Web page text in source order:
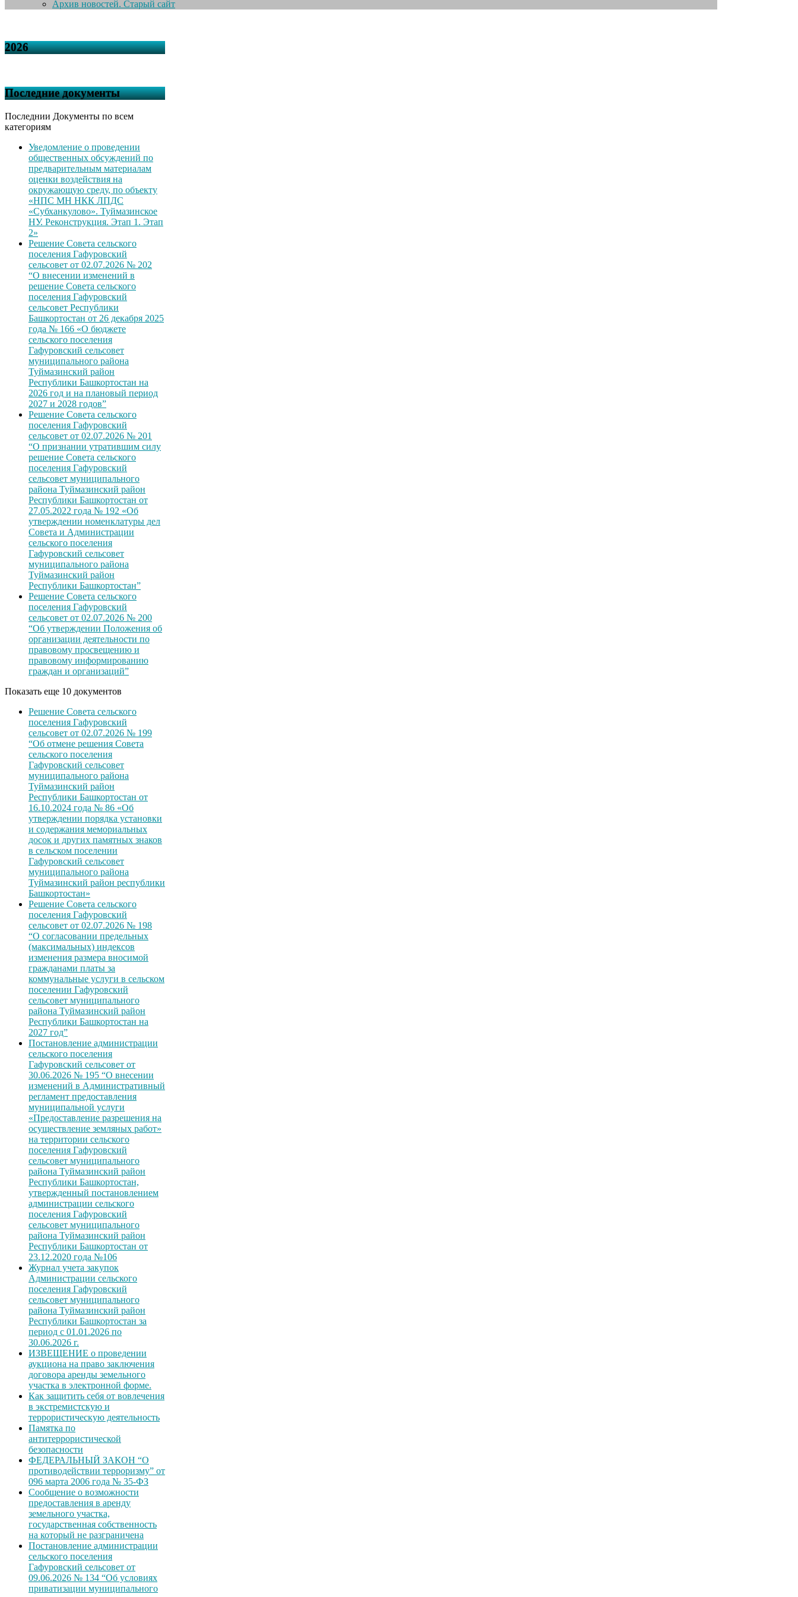
Архив новостей. Старый сайт
2026
Последние документы
Последнии Документы по всем
категориям
Уведомление о проведении
общественных обсуждений по
предварительным материалам
оценки воздействия на
окружающую среду, по объекту
«НПС МН НКК ЛПДС
«Субханкулово». Туймазинское
НУ. Реконструкция. Этап 1. Этап
2»
Решение Совета сельского
поселения Гафуровский
сельсовет от 02.07.2026 № 202
“О внесении изменений в
решение Совета сельского
поселения Гафуровский
сельсовет Республики
Башкортостан от 26 декабря 2025
года № 166 «О бюджете
сельского поселения
Гафуровский сельсовет
муниципального района
Туймазинский район
Республики Башкортостан на
2026 год и на плановый период
2027 и 2028 годов”
Решение Совета сельского
поселения Гафуровский
сельсовет от 02.07.2026 № 201
“О признании утратившим силу
решение Совета сельского
поселения Гафуровский
сельсовет муниципального
района Туймазинский район
Республики Башкортостан от
27.05.2022 года № 192 «Об
утверждении номенклатуры дел
Совета и Администрации
сельского поселения
Гафуровский сельсовет
муниципального района
Туймазинский район
Республики Башкортостан”
Решение Совета сельского
поселения Гафуровский
сельсовет от 02.07.2026 № 200
“Об утверждении Положения об
организации деятельности по
правовому просвещению и
правовому информированию
граждан и организаций”
Показать еще 10 документов
Решение Совета сельского
поселения Гафуровский
сельсовет от 02.07.2026 № 199
“Об отмене решения Совета
сельского поселения
Гафуровский сельсовет
муниципального района
Туймазинский район
Республики Башкортостан от
16.10.2024 года № 86 «Об
утверждении порядка установки
и содержания мемориальных
досок и других памятных знаков
в сельском поселении
Гафуровский сельсовет
муниципального района
Туймазинский район республики
Башкортостан»
Решение Совета сельского
поселения Гафуровский
сельсовет от 02.07.2026 № 198
“О согласовании предельных
(максимальных) индексов
изменения размера вносимой
гражданами платы за
коммунальные услуги в сельском
поселении Гафуровский
сельсовет муниципального
района Туймазинский район
Республики Башкортостан на
2027 год”
Постановление администрации
сельского поселения
Гафуровский сельсовет от
30.06.2026 № 195 “О внесении
изменений в Административный
регламент предоставления
муниципальной услуги
«Предоставление разрешения на
осуществление земляных работ»
на территории сельского
поселения Гафуровский
сельсовет муниципального
района Туймазинский район
Республики Башкортостан,
утвержденный постановлением
администрации сельского
поселения Гафуровский
сельсовет муниципального
района Туймазинский район
Республики Башкортостан от
23.12.2020 года №106
Журнал учета закупок
Администрации сельского
поселения Гафуровский
сельсовет муниципального
района Туймазинский район
Республики Башкортостан за
период с 01.01.2026 по
30.06.2026 г.
ИЗВЕЩЕНИЕ о проведении
аукциона на право заключения
договора аренды земельного
участка в электронной форме.
Как защитить себя от вовлечения
в экстремистскую и
террористическую деятельность
Памятка по
антитеррористической
безопасности
ФЕДЕРАЛЬНЫЙ ЗАКОН “О
противодействии терроризму” от
096 марта 2006 года № 35-ФЗ
Сообщение о возможности
предоставления в аренду
земельного участка,
государственная собственность
на который не разграничена
Постановление администрации
сельского поселения
Гафуровский сельсовет от
09.06.2026 № 134 “Об условиях
приватизации муниципального